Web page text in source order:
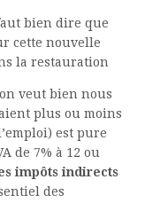
bien dire que
cette nouvelle
la restauration
veut bien nous
plus ou moins
est pure
de 7% à 12 ou
impôts indirects
des